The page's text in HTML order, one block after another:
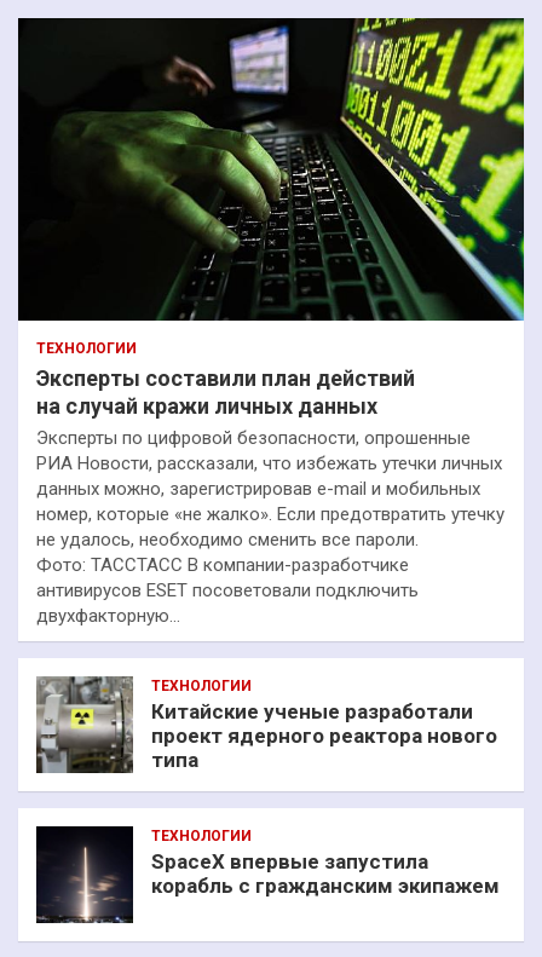
ТЕХНОЛОГИИ
Эксперты составили план действий
на случай кражи личных данных
Эксперты по цифровой безопасности, опрошенные
РИА Новости, рассказали, что избежать утечки личных
данных можно, зарегистрировав e-mail и мобильных
номер, которые «не жалко». Если предотвратить утечку
не удалось, необходимо сменить все пароли.
Фото: ТАССТАСС В компании-разработчике
антивирусов ESET посоветовали подключить
двухфакторную…
ТЕХНОЛОГИИ
Китайские ученые разработали
проект ядерного реактора нового
типа
ТЕХНОЛОГИИ
SpaceX впервые запустила
корабль с гражданским экипажем